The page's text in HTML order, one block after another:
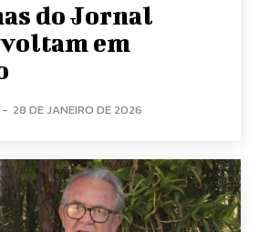
do Jornal
em
- 28 DE JANEIRO DE 2026